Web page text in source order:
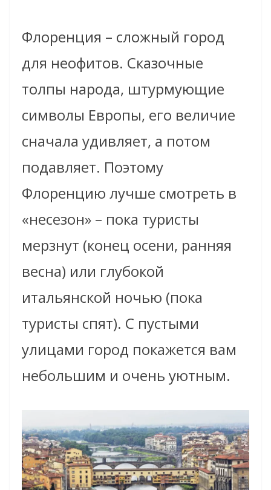
Флоренция – сложный город
для неофитов. Сказочные
толпы народа, штурмующие
символы Европы, его величие
сначала удивляет, а потом
подавляет. Поэтому
Флоренцию лучше смотреть в
«несезон» – пока туристы
мерзнут (конец осени, ранняя
весна) или глубокой
итальянской ночью (пока
туристы спят). С пустыми
улицами город покажется вам
небольшим и очень уютным.